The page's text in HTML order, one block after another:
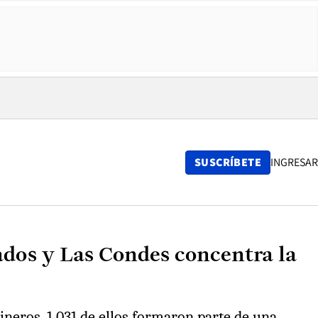
SUSCRÍBETE INGRESAR
y Las Condes concentra la